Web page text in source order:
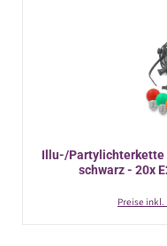
Illu-/Partylichterkette
schwarz - 20x
Preise inkl.